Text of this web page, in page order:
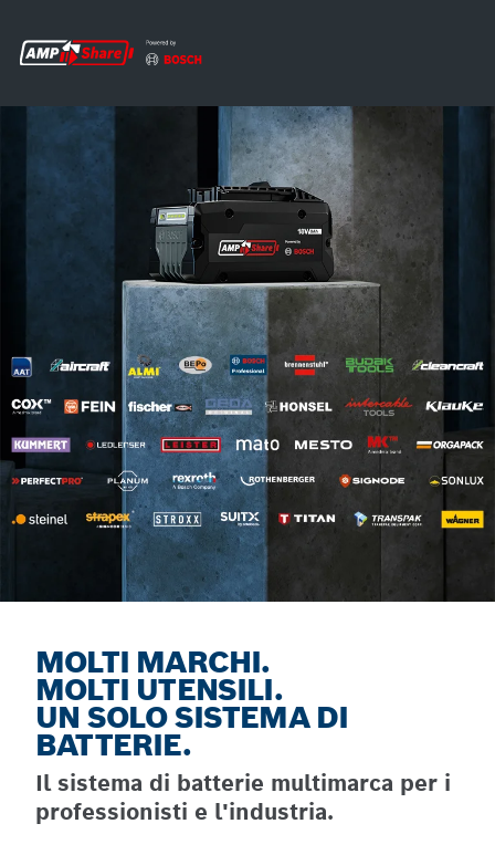
MOLTI MARCHI.
MOLTI UTENSILI.
UN SOLO SISTEMA DI
BATTERIE.
Il sistema di batterie multimarca per i
professionisti e l'industria.